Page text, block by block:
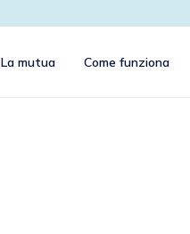
La mutua Come funziona